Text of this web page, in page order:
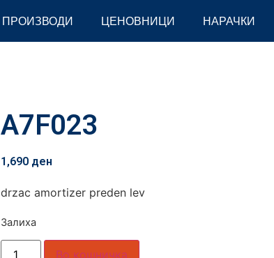
ПРОИЗВОДИ ЦЕНОВНИЦИ НАРАЧКИ
A7F023
1,690 ден
drzac amortizer preden lev
Залиха
Во кошничка